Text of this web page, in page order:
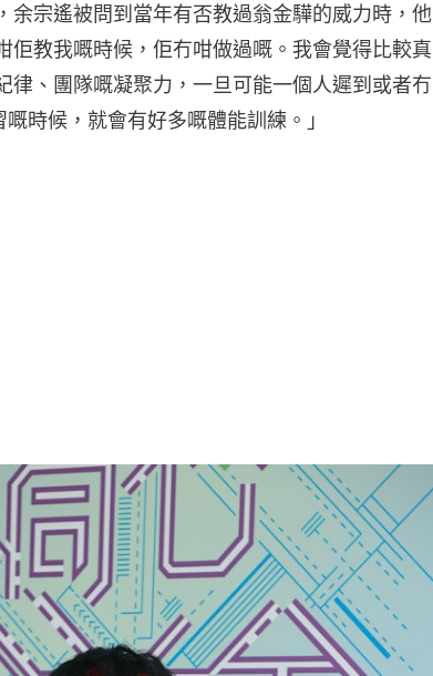
余宗遙被問到當年有否教過翁金驊的威力時，他
佢教我嘅時候，佢冇咁做過嘅。我會覺得比較真
律、團隊嘅凝聚力，一旦可能一個人遲到或者冇
時候，就會有好多嘅體能訓練。」